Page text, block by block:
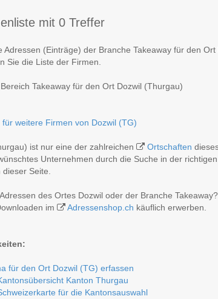
mit 0 Treffer
Adressen (Einträge) der Branche Takeaway für den
Sie die Liste der Firmen.
Takeaway für den Ort Dozwil (Thurgau)
für weitere Firmen von Dozwil (TG)
ist nur eine der zahlreichen Ortschaften
Unternehmen durch die Suche in der
dieser Seite.
des Ortes Dozwil oder der Branche
im
Adressenshop.ch käuflich erwerben.
für den Ort Dozwil (TG) erfassen
Kanton Thurgau
für die Kantonsauswahl